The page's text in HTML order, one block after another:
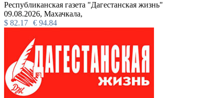
Республиканская газета "Дагестанская жизнь"
09.08.2026, Махачкала,
$ 82.17 € 94.84